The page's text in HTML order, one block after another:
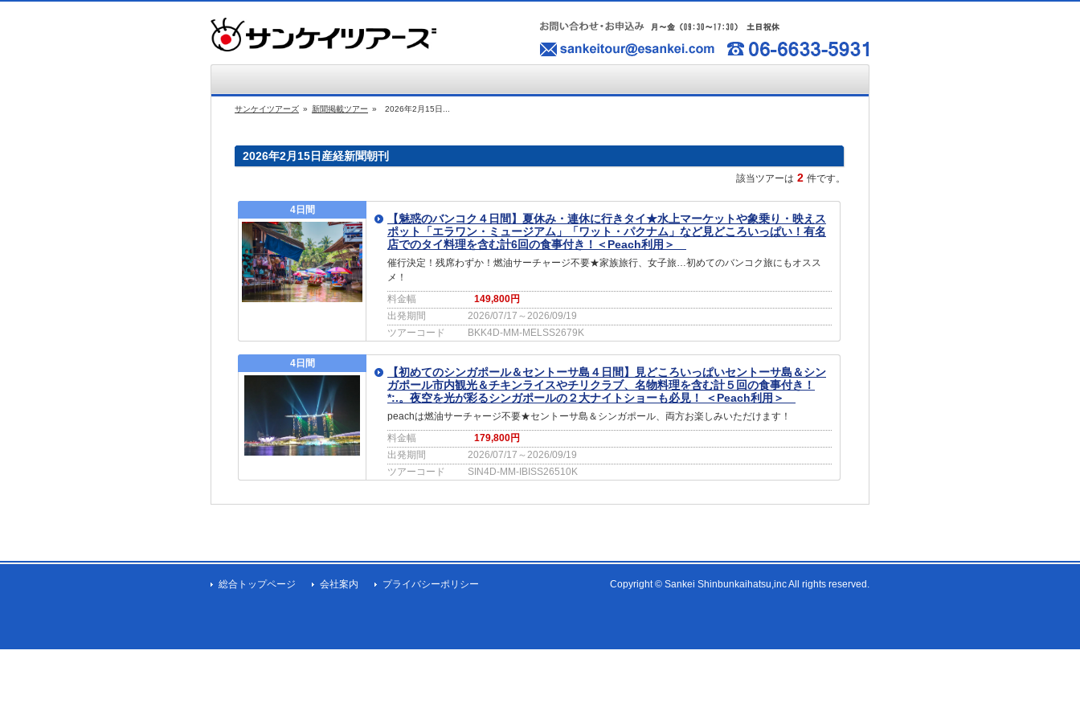
サンケイツアーズ » 新聞掲載ツアー » 2026年2月15日...
2026年2月15日産経新聞朝刊
該当ツアーは 2 件です。
4日間
【魅惑のバンコク４日間】夏休み・連休に行きタイ★水上マーケットや象乗り・映えス
ポット「エラワン・ミュージアム」「ワット・パクナム」など見どころいっぱい！有名
店でのタイ料理を含む計6回の食事付き！＜Peach利用＞
催行決定！残席わずか！燃油サーチャージ不要★家族旅行、女子旅…初めてのバンコク旅にもオスス
メ！
料金幅
149,800円
出発期間
2026/07/17～2026/09/19
ツアーコード
BKK4D-MM-MELSS2679K
4日間
【初めてのシンガポール＆セントーサ島４日間】見どころいっぱいセントーサ島＆シン
ガポール市内観光＆チキンライスやチリクラブ、名物料理を含む計５回の食事付き！
*:.。夜空を光が彩るシンガポールの２大ナイトショーも必見！ ＜Peach利用＞
peachは燃油サーチャージ不要★セントーサ島＆シンガポール、両方お楽しみいただけます！
料金幅
179,800円
出発期間
2026/07/17～2026/09/19
ツアーコード
SIN4D-MM-IBISS26510K
総合トップページ 会社案内 プライバシーポリシー Copyright © Sankei Shinbunkaihatsu,inc All rights reserved.